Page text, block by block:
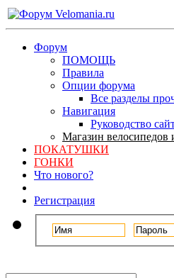
Форум
ПОМОЩЬ
Правила
Опции форума
Все разделы
Навигация
Руководство
Магазин велосипедов
ПОКАТУШКИ
ГОНКИ
Что нового?
Регистрация